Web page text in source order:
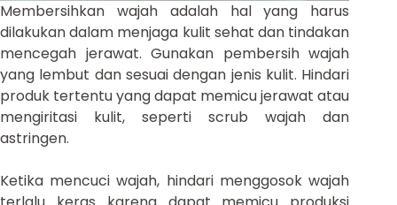
Membersihkan wajah adalah hal yang harus
dilakukan dalam menjaga kulit sehat dan tindakan
mencegah jerawat. Gunakan pembersih wajah
yang lembut dan sesuai dengan jenis kulit. Hindari
produk tertentu yang dapat memicu jerawat atau
mengiritasi kulit, seperti scrub wajah dan
astringen.
Ketika mencuci wajah, hindari menggosok wajah